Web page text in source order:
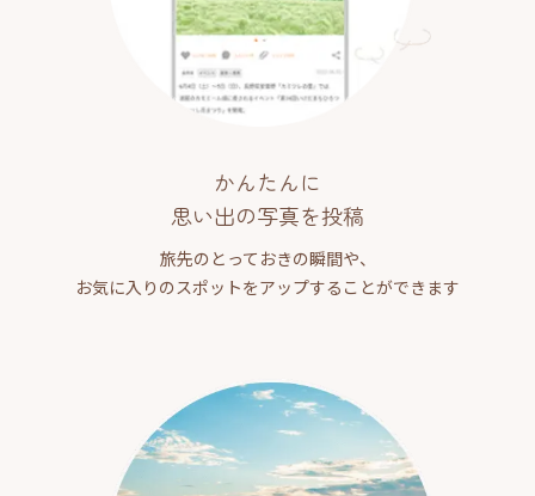
かんたんに
思い出の写真を投稿
旅先のとっておきの瞬間や、
お気に入りのスポットをアップすることができます